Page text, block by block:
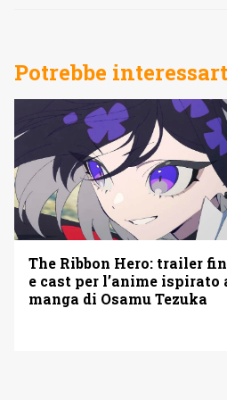
Potrebbe
The Ribbon Hero: trailer
e cast per l’anime ispirato
manga di Osamu Tezuka